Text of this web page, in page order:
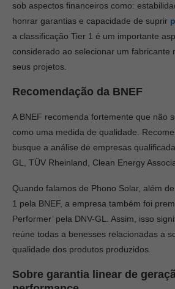
sob aspectos financeiros como:
honrar garantias e capacidade de suprir
a classificação Tier 1 é um importante
considerado ao selecionar um fabricante
seus projetos.
Recomendação da BNEF
A BNEF recomenda fortemente que não
como uma medida de qualidade.
busque a análise de empresas
GL, TÜV Rheinland, Clean Energy
Quando falamos de Phono Solar, além
1 pela BNEF, a empresa também foi
Performer’ pela DNV-GL. Assim, isso
reúne todas a benesses relacionadas a
qualidade dos produtos produzidos.
Sobre garantia linear de